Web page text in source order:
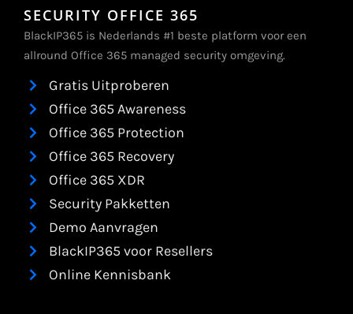
SECURITY OFFICE 365
BlackIP365 is Nederlands #1 beste platform voor een
allround Office 365 managed security omgeving.
Gratis Uitproberen
Office 365 Awareness
Office 365 Protection
Office 365 Recovery
Office 365 XDR
Security Pakketten
Demo Aanvragen
BlackIP365 voor Resellers
Online Kennisbank